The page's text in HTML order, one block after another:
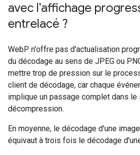
avec l'affichage
entrelacé ?
WebP n'offre pas d'actualisation
du décodage au sens de JPEG ou
mettre trop de pression sur le
client de décodage, car chaque
implique un passage complet dans
décompression.
En moyenne, le décodage d'une
équivaut à trois fois le décodage